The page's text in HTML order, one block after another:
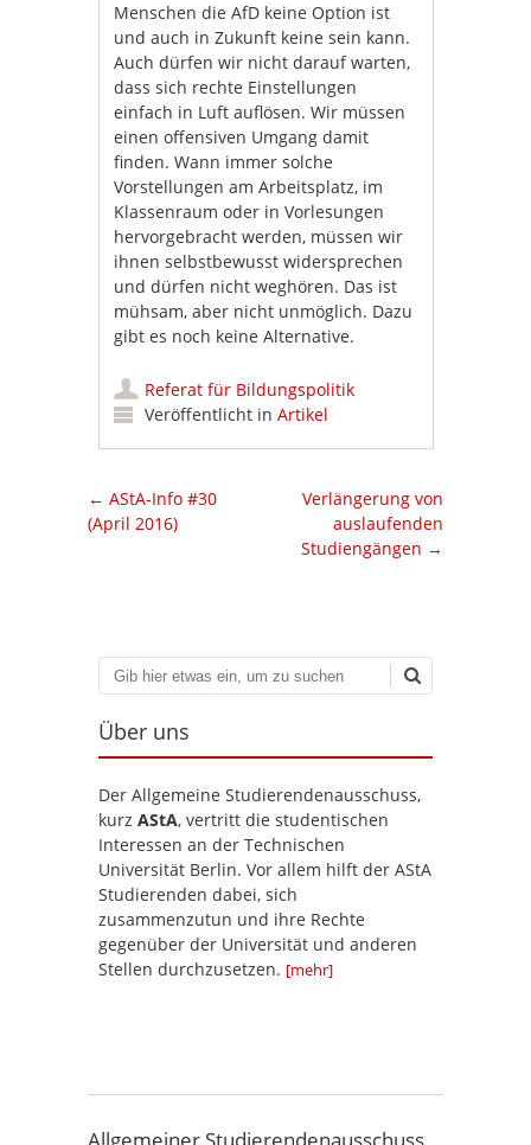
Menschen die AfD keine Option ist
und auch in Zukunft keine sein kann.
Auch dürfen wir nicht darauf warten,
dass sich rechte Einstellungen
einfach in Luft auflösen. Wir müssen
einen offensiven Umgang damit
finden. Wann immer solche
Vorstellungen am Arbeitsplatz, im
Klassenraum oder in Vorlesungen
hervorgebracht werden, müssen wir
ihnen selbstbewusst widersprechen
und dürfen nicht weghören. Das ist
mühsam, aber nicht unmöglich. Dazu
gibt es noch keine Alternative.
Referat für Bildungspolitik
Veröffentlicht inArtikel
Artikel-Navigation
← AStA-Info #30
(April 2016)
Verlängerung von
auslaufenden
Studiengängen →
Suchen
Über uns
Der Allgemeine Studierendenausschuss,
kurz AStA, vertritt die studentischen
Interessen an der Technischen
Universität Berlin. Vor allem hilft der AStA
Studierenden dabei, sich
zusammenzutun und ihre Rechte
gegenüber der Universität und anderen
Stellen durchzusetzen. [mehr]